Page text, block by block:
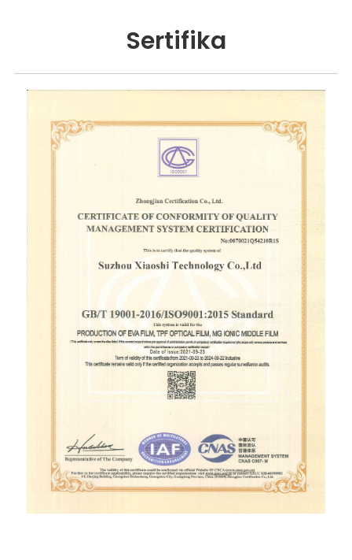
Sertifika